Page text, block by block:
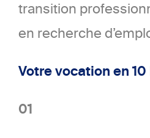
transition
en recherche
Votre vocation en 10
01